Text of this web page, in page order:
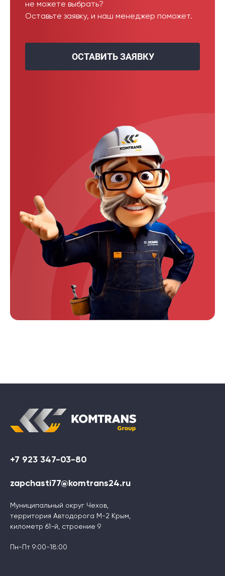
не можете выбрать?
Оставьте заявку, и наш менеджер поможет.
ОСТАВИТЬ ЗАЯВКУ
+7 923 347-03-80
zapchasti77@komtrans24.ru
Муниципальный округ Чехов,
территория Автодорога М-2 Крым,
километр 61-й, строение 9
Пн-Пт 9:00-18:00